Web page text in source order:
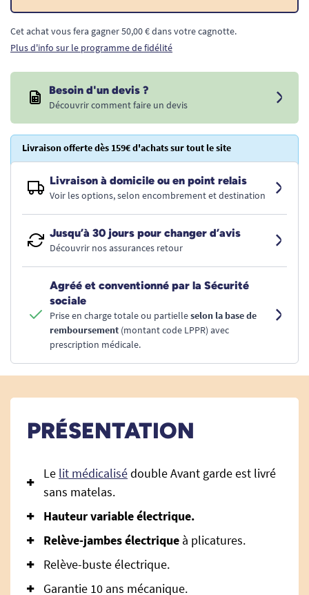
Cet achat vous fera gagner 50,00 € dans votre cagnotte.
Plus d'info sur le programme de fidélité
Besoin d'un devis ?
Découvrir comment faire un devis
Livraison offerte dès 159€ d'achats sur tout le site
Livraison à domicile ou en point relais
Voir les options, selon encombrement et destination
Jusqu’à 30 jours pour changer d’avis
Découvrir nos assurances retour
Agréé et conventionné par la Sécurité
sociale
Prise en charge totale ou partielleselon la base de
remboursement (montant code LPPR) avec
prescription médicale.
PRÉSENTATION
Le lit médicalisédouble Avant garde est livré
sans matelas.
Hauteur variable électrique.
Relève-jambes électrique à plicatures.
Relève-buste électrique.
Garantie 10 ans mécanique.